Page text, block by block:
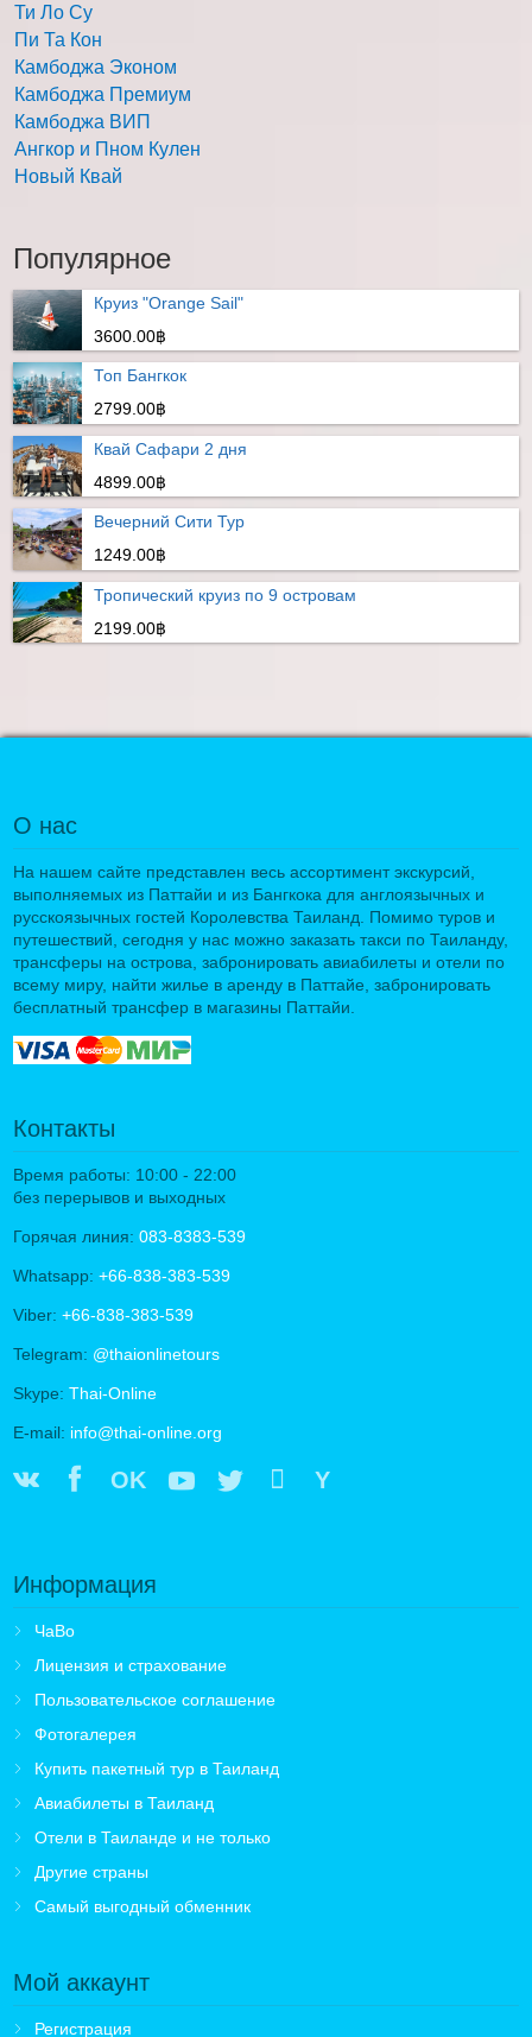
Ти Ло Су
Пи Та Кон
Камбоджа Эконом
Камбоджа Премиум
Камбоджа ВИП
Ангкор и Пном Кулен
Новый Квай
Популярное
Круиз "Orange Sail"
3600.00฿
Топ Бангкок
2799.00฿
Квай Сафари 2 дня
4899.00฿
Вечерний Сити Тур
1249.00฿
Тропический круиз по 9 островам
2199.00฿
О нас
На нашем сайте представлен весь ассортимент экскурсий,
выполняемых из Паттайи и из Бангкока для англоязычных и
русскоязычных гостей Королевства Таиланд. Помимо туров и
путешествий, сегодня у нас можно заказать такси по Таиланду,
трансферы на острова, забронировать авиабилеты и отели по
всему миру, найти жилье в аренду в Паттайе, забронировать
бесплатный трансфер в магазины Паттайи.
Контакты
Время работы: 10:00 - 22:00
без перерывов и выходных
Горячая линия: 083-8383-539
Whatsapp: +66-838-383-539
Viber: +66-838-383-539
Telegram: @thaionlinetours
Skype: Thai-Online
E-mail: info@thai-online.org
OK Y
Информация
ЧаВо
Лицензия и страхование
Пользовательское соглашение
Фотогалерея
Купить пакетный тур в Таиланд
Авиабилеты в Таиланд
Отели в Таиланде и не только
Другие страны
Самый выгодный обменник
Мой аккаунт
Регистрация